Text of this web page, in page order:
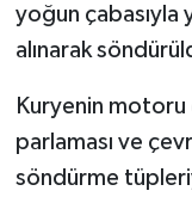
yoğun çabasıyla
alınarak
Kuryenin motoru
parlaması ve
söndürme